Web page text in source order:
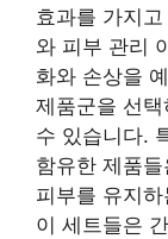
효과를 가지
와 피부 관리
화와 손상을
제품군을 선
수 있습니다.
함유한 제품
피부를 유지
이 세트들은